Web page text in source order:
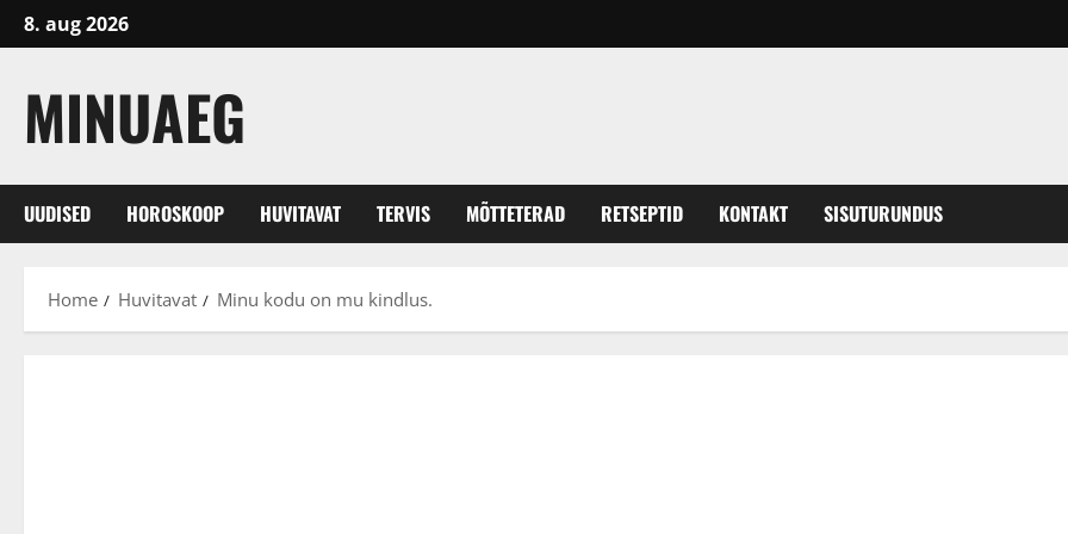
Skip
to
8. aug 2026
MINUAEG
UUDISED HOROSKOOP HUVITAVAT TERVIS MÕTTETERAD RETSEPTID KONTAKT SISUTURUNDUS
Home Huvitavat Minu kodu on mu kindlus.